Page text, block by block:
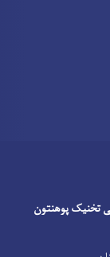
تخنیک پوهنتون